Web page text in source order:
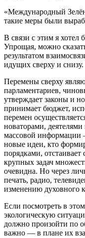
«Международный
такие меры были
В связи с этим я хотел
Упрощая, можно
результатом
идущих сверху и снизу.
Перемены сверху
парламентариев,
утверждает законы и
принимает бюджет,
перемен
новаторами,
массовой информации
новые идеи, кто
порядками, отстаивает
крупных задач
очевидна. Но через
печать, радио,
изменению духовного
Если посмотреть в
экологическую
должно произойти по
важно — в плане их